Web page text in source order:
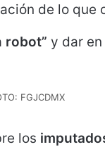
de lo que
robot” y dar en
FGJCDMX
los